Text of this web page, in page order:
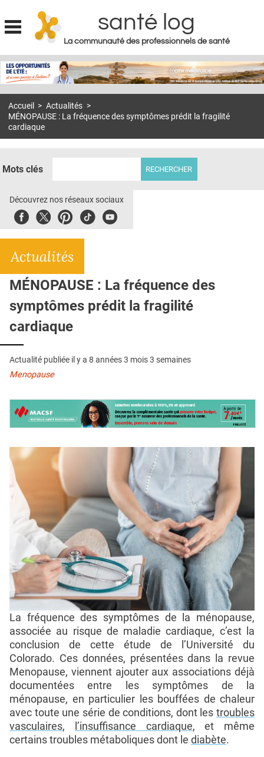
Jump to navigation
santé log
La communauté des professionnels de santé
MON COMPTE
S'ABONNER À LA REVUE SOIN À DOMICILE
ACTUS
E-REVUE SAD
THÉMA
CRÉDITS
Accueil > Actualités >
MÉNOPAUSE : La fréquence des symptômes prédit la fragilité
cardiaque
Mots clés
Découvrez nos réseaux sociaux
FacebookTwitterPinterest
TiktokYoubute
Actualités
MÉNOPAUSE : La fréquence des
symptômes prédit la fragilité
cardiaque
Actualité publiée il y a 8 années 3 mois 3 semaines
Menopause
La fréquence des symptômes de la ménopause,
associée au risque de maladie cardiaque, c’est la
conclusion de cette étude de l’Université du
Colorado. Ces données, présentées dans la revue
Menopause, viennent ajouter aux associations déjà
documentées entre les symptômes de la
ménopause, en particulier les bouffées de chaleur
avec toute une série de conditions, dont les troubles
vasculaires, l’insuffisance cardiaque, et même
certains troubles métaboliques dont le diabète.